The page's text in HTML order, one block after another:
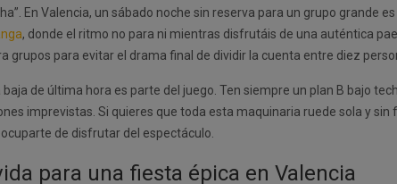
En Valencia, un sábado noche sin reserva para un grupo grande
, donde el ritmo no para ni mientras disfrutáis de una auténtica
grupos para evitar el drama final de dividir la cuenta entre diez
de última hora es parte del juego. Ten siempre un plan B bajo
imprevistas. Si quieres que toda esta maquinaria ruede sola y
de disfrutar del espectáculo.
para una fiesta épica en Valencia